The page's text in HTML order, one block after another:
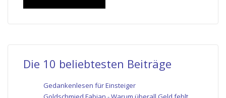
Die 10 beliebtesten Beiträge
Gedankenlesen für Einsteiger